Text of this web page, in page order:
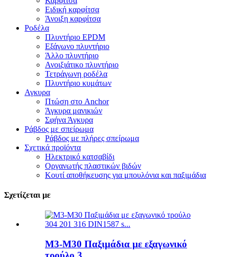
Ειδική καρφίτσα
Άνοιξη καρφίτσα
Ροδέλα
Πλυντήριο EPDM
Εξάγωνο πλυντήριο
Άλλο πλυντήριο
Ανοιξιάτικο πλυντήριο
Τετράγωνη ροδέλα
Πλυντήριο κυμάτων
Αγκυρα
Πτώση στο Anchor
Άγκυρα μανικιών
Σφήνα Άγκυρα
Ράβδος με σπείρωμα
Ράβδος με πλήρες σπείρωμα
Σχετικά προϊόντα
Ηλεκτρικό κατσαβίδι
Οργανωτής πλαστικών βιδών
Κουτί αποθήκευσης για μπουλόνια και παξιμάδια
Σχετίζεται με
M3-M30 Παξιμάδια με εξαγωνικό